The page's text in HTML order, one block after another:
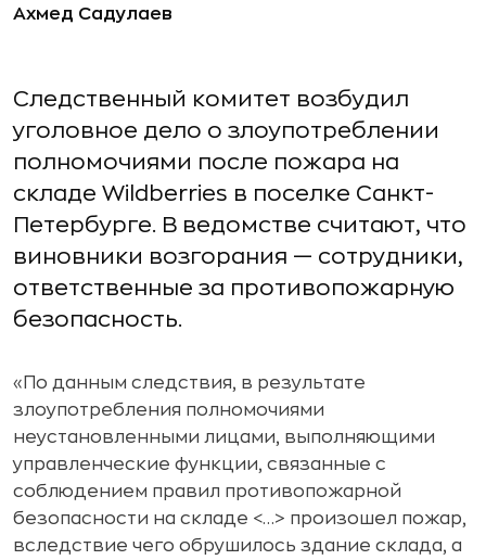
Ахмед Садулаев
Следственный комитет возбудил
уголовное дело о злоупотреблении
полномочиями после пожара на
складе Wildberries в поселке Санкт-
Петербурге. В ведомстве считают, что
виновники возгорания — сотрудники,
ответственные за противопожарную
безопасность.
«По данным следствия, в результате
злоупотребления полномочиями
неустановленными лицами, выполняющими
управленческие функции, связанные с
соблюдением правил противопожарной
безопасности на складе <…> произошел пожар,
вследствие чего обрушилось здание склада, а